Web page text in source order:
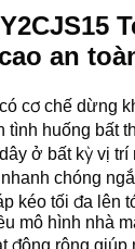
an
có cơ chế dừng
tình huống bất
ở bất kỳ vị trí
chóng
kéo tối đa lên
mô hình nhà
động rộng